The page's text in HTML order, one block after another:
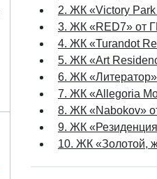
2. ЖК «Victory
3. ЖК «RED7» от
4. ЖК «Turandot
5. ЖК «Art
6. ЖК
7. ЖК «Allegoria
8. ЖК «Nabokov»
9. ЖК
10. ЖК «Золотой,